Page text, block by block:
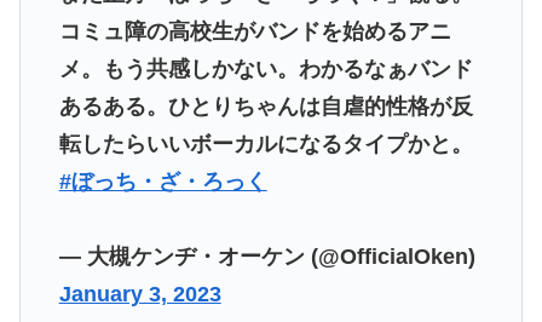
コミュ障の高校生がバンドを始めるアニ
メ。もう共感しかない。わかるなぁバンド
あるある。ひとりちゃんは自虐的性格が反
転したらいいボーカルになるタイプかと。
#ぼっち・ざ・ろっく
— 大槻ケンヂ・オーケン (@OfficialOken)
January 3, 2023